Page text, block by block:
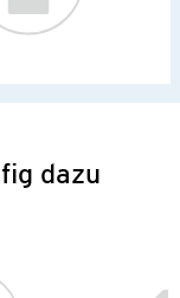
dazu